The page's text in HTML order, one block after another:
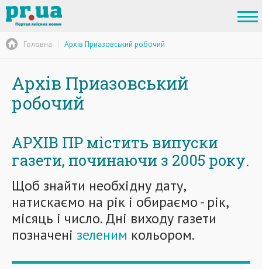
Головна Архів Приазовський робочий
Архів Приазовський
робочий
АРХІВ ПР містить випуски
газети, починаючи з 2005 року.
Щоб знайти необхідну дату,
натискаємо на рік і обираємо - рік,
місяць і число. Дні виходу газети
позначені зеленим кольором.